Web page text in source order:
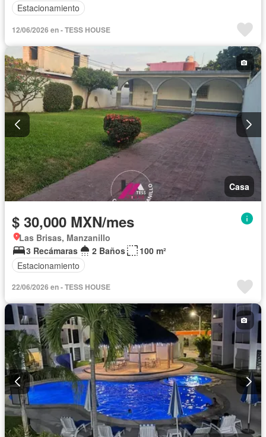
Estacionamiento
12/06/2026 en - TESS HOUSE
Casa
$ 30,000 MXN/mes
Las Brisas, Manzanillo
3 Recámaras
2 Baños
100 m²
Estacionamiento
22/06/2026 en - TESS HOUSE